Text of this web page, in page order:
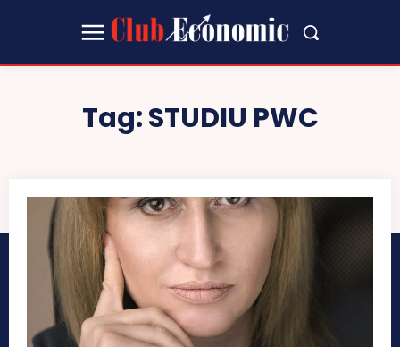
Tag:STUDIU PWC